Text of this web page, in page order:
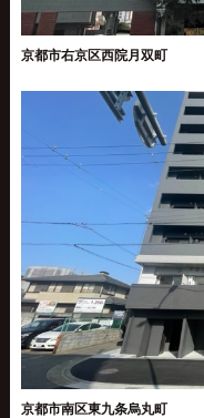
京都市右京区西院月双町
京都市南区東九条烏丸町